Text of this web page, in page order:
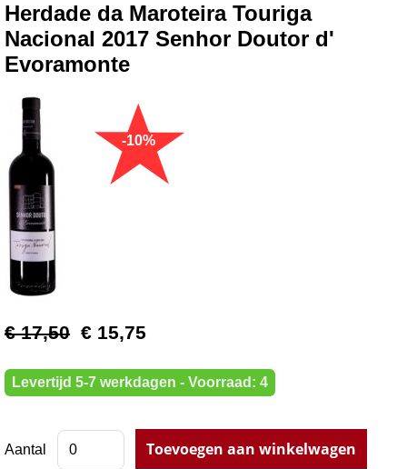
Rode Druiven
Herdade da Maroteira Touriga
Nacional 2017 Senhor Doutor d'
Evoramonte
€ 17,50 € 15,75
Levertijd 5-7 werkdagen - Voorraad: 4
Aantal